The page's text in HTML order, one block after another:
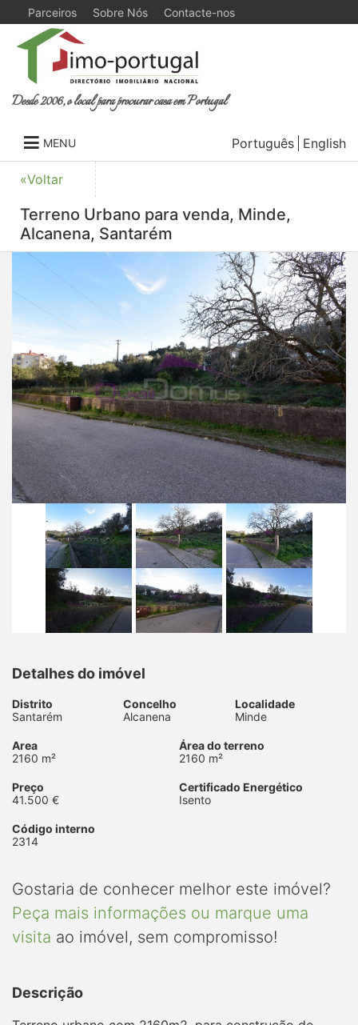
Parceiros Sobre Nós Contacte-nos
Desde 2006, o local para procurar casa em Portugal
MENU Português English
«Voltar
Terreno Urbano para venda, Minde,
Alcanena, Santarém
Detalhes do imóvel
Distrito
Santarém
Concelho
Alcanena
Localidade
Minde
Area
2160 m²
Área do terreno
2160 m²
Preço
41.500 €
Certificado Energético
Isento
Código interno
2314
Gostaria de conhecer melhor este imóvel?
Peça mais informações ou marque uma
visita ao imóvel, sem compromisso!
Descrição